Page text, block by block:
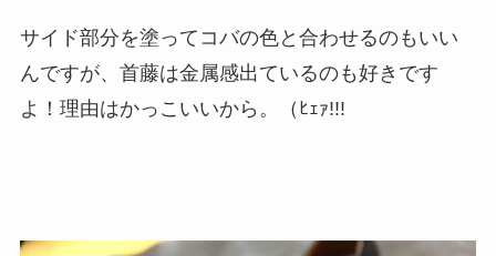
サイド部分を塗ってコバの色と合わせるのもいい
んですが、首藤は金属感出ているのも好きです
よ！理由はかっこいいから。（ﾋｪｧ!!!